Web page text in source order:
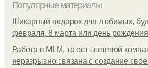
Популярные материалы
Шикарный подарок для любимых,
февраля, 8 марта или день
Работа в MLM, то есть сетевой
неразрывно связана с создание